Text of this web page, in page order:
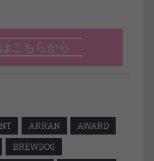
こちらから
ARRAN
AWARD
BREWDOG